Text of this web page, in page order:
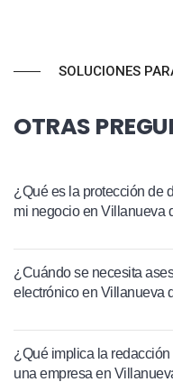
SOLUCIONES
OTRAS
¿Qué es la protección de
mi negocio en Villanueva
¿Cuándo se necesita
electrónico en Villanueva
¿Qué implica la
una empresa en